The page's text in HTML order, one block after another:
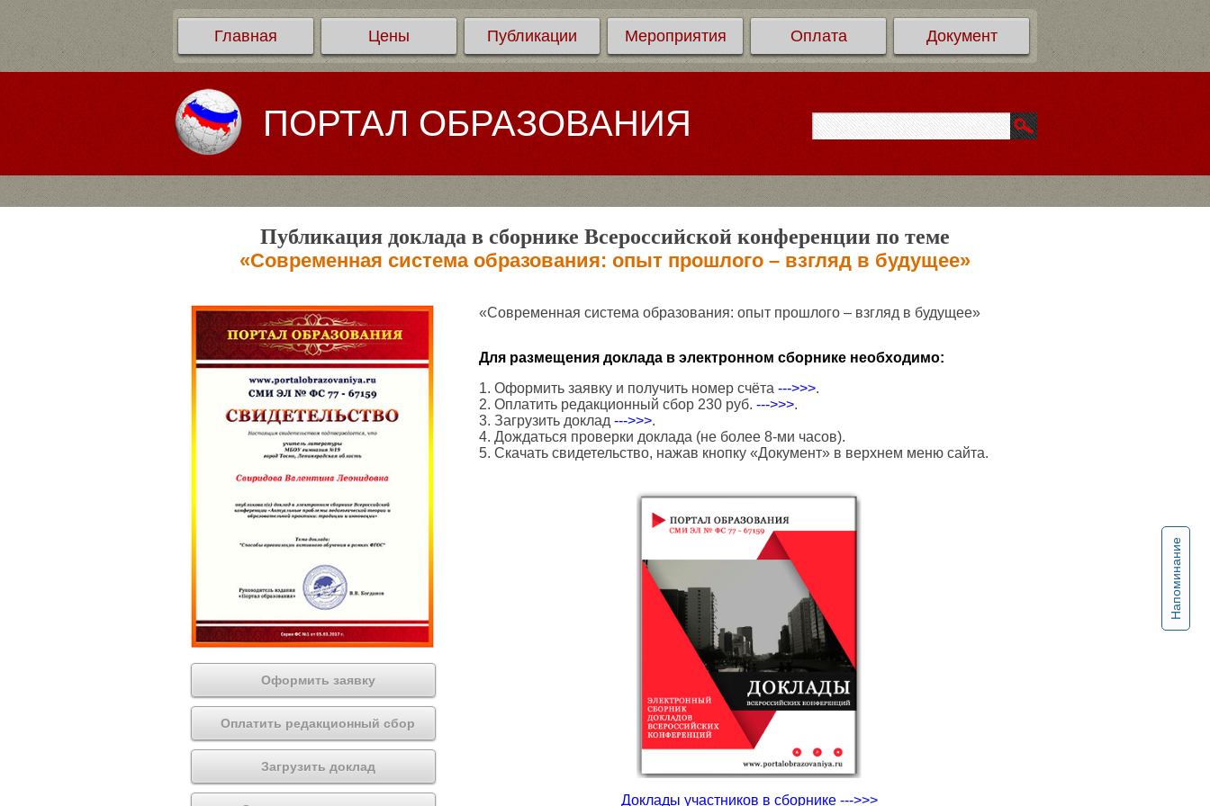
Главная Цены Публикации Мероприятия Оплата Документ
ПОРТАЛ ОБРАЗОВАНИЯ
Напоминание
Публикация доклада в сборнике Всероссийской конференции по теме
«Современная система образования: опыт прошлого – взгляд в будущее»
Оформить заявку
Оплатить редакционный сбор
Загрузить доклад
«Современная система образования: опыт прошлого – взгляд в будущее»
Для размещения доклада в электронном сборнике необходимо:
1. Оформить заявку и получить номер счёта --->>>.
2. Оплатить редакционный сбор 230 руб. --->>>.
3. Загрузить доклад --->>>.
4. Дождаться проверки доклада (не более 8-ми часов).
5. Скачать свидетельство, нажав кнопку «Документ» в верхнем меню сайта.
Доклады участников в сборнике --->>>